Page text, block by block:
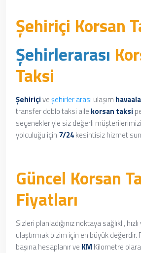
Şehiriçi Korsan
Şehirlerarası
Taksi
Şehiriçiveşehirler arası ulaşım
transfer doblo taksi aile korsan taksi
seçenekleriyle siz değerli
yolculuğu için 7/24kesintisiz hizmet
Güncel Korsan
Fiyatları
Sizleri planladığınız noktaya sağlıklı,
ulaştırmak bizim için en büyük
başına hesaplanır ve KM Kilometre